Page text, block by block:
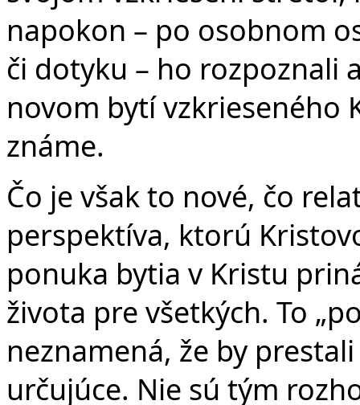
napokon – po osobnom
či dotyku – ho rozpoznali
novom bytí vzkrieseného
známe.
Čo je však to nové, čo
perspektíva, ktorú
ponuka bytia v Kristu
života pre všetkých. To
neznamená, že by
určujúce. Nie sú tým